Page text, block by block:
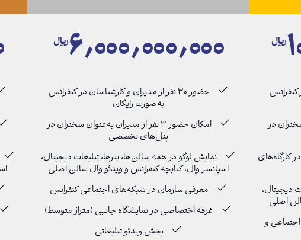
﷼
کنفرانس
سخنران در
در کارگاه‌های
دیجیتال،
اصلی
و
﷼۶٫۰۰۰٫۰۰۰٫۰۰۰
حضور ۳۰ نفر ار مدیران و کارشناسان در کنفرانس
به‌صورت رایگان
امکان حضور ۳ نفر از مدیران به‌عنوان سخنران در
پنل‌های تخصصی
نمایش لوگو در همه سالن‌ها، بنرها، تبلیغات دیجیتال،
اسپانسر وال، کتابچه کنفرانس و ویدئو وال سالن اصلی
معرفی سازمان در شبکه‌های اجتماعی کنفرانس
غرفه اختصاصی در نمایشگاه جانبی (متراژ متوسط)
پخش ویدئو تبلیغاتی